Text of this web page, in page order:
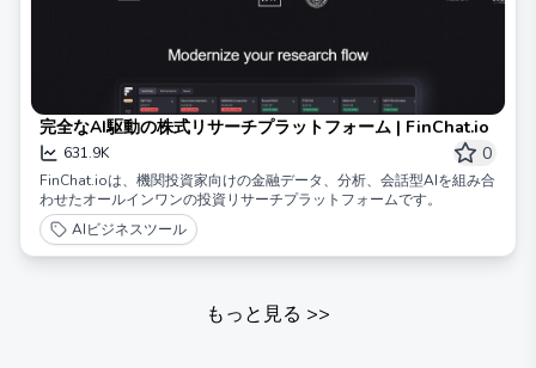
完全なAI駆動の株式リサーチプラットフォーム | FinChat.io
631.9K 0
FinChat.ioは、機関投資家向けの金融データ、分析、会話型AIを組み合
わせたオールインワンの投資リサーチプラットフォームです。
AIビジネスツール
もっと見る >>